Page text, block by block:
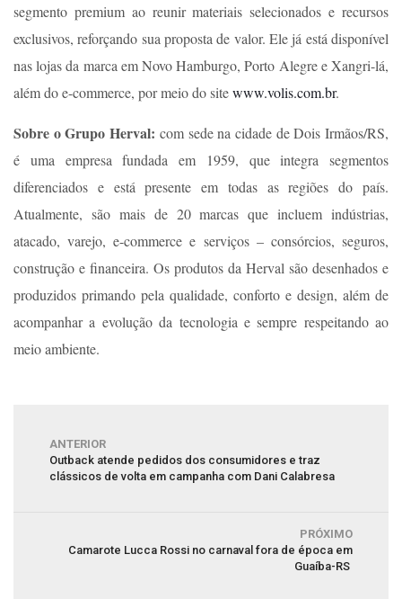
segmento premium ao reunir materiais selecionados e recursos
exclusivos, reforçando sua proposta de valor. Ele já está disponível
nas lojas da marca em Novo Hamburgo, Porto Alegre e Xangri-lá,
além do e-commerce, por meio do sitewww.volis.com.br.
Sobre o Grupo Herval: com sede na cidade de Dois Irmãos/RS,
é uma empresa fundada em 1959, que integra segmentos
diferenciados e está presente em todas as regiões do país.
Atualmente, são mais de 20 marcas que incluem indústrias,
atacado, varejo, e-commerce e serviços – consórcios, seguros,
construção e financeira. Os produtos da Herval são desenhados e
produzidos primando pela qualidade, conforto e design, além de
acompanhar a evolução da tecnologia e sempre respeitando ao
meio ambiente.
ANTERIOR
Outback atende pedidos dos consumidores e traz
clássicos de volta em campanha com Dani Calabresa
PRÓXIMO
Camarote Lucca Rossi no carnaval fora de época em
Guaíba-RS